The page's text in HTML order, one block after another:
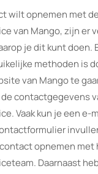
wilt opnemen met de
van Mango, zijn er
je dit kunt doen.
methoden is
van Mango te
de contactgegevens
Vaak kun je een e-
opnemen met
Daarnaast